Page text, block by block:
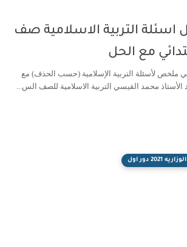
التربية الاسلامية صف
مع الحل
ملخص لأسئلة التربية الإسلامية (حسب الحذف) مع
الأستاذ محمد القيسي التربية الاسلامية للصف الس...
دور اول